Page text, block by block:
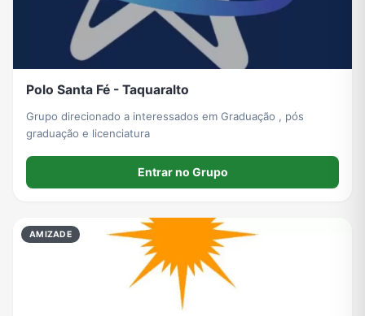
Polo Santa Fé - Taquaralto
Grupo direcionado a interessados em Graduação , pós
graduação e licenciatura
Entrar no Grupo
AMIZADE